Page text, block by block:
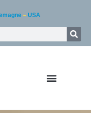
– USA